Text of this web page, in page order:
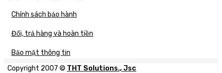
Chính sách bảo hành
Đổi, trả hàng và hoàn tiền
Bảo mật thông tin
Copyright 2007 © THT Solutions., Jsc